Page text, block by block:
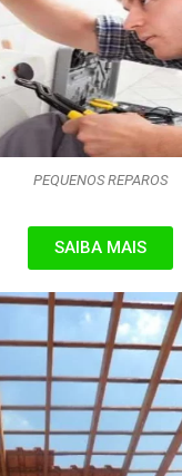
PEQUENOS REPAROS
SAIBA MAIS